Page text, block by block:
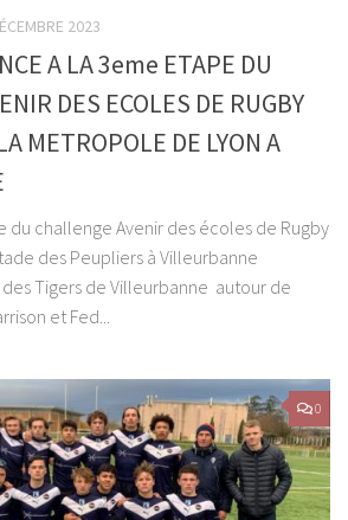
2023
A LA 3eme ETAPE DU
DES ECOLES DE RUGBY
METROPOLE DE LYON A
challenge Avenir des écoles de Rugby
des Peupliers à Villeurbanne
Tigers de Villeurbanne autour de
et Fed...
0